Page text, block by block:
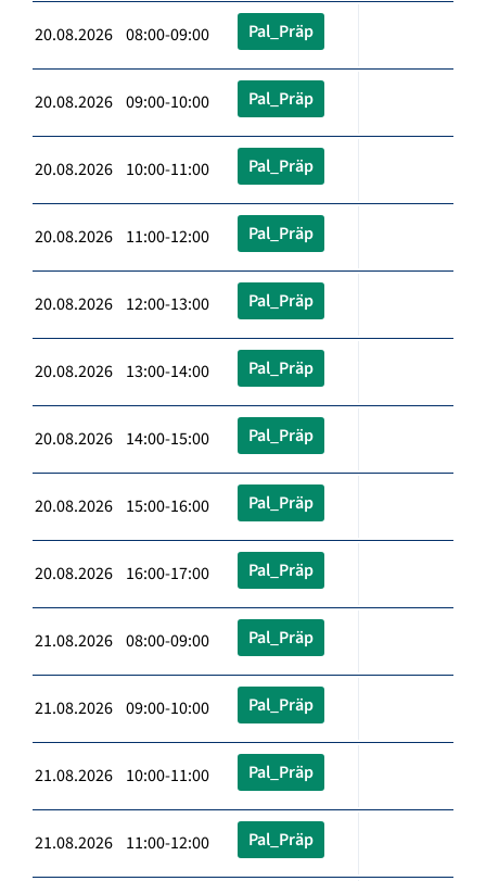
20.08.2026 08:00-09:00 Pal_Präp
20.08.2026 09:00-10:00 Pal_Präp
20.08.2026 10:00-11:00 Pal_Präp
20.08.2026 11:00-12:00 Pal_Präp
20.08.2026 12:00-13:00 Pal_Präp
20.08.2026 13:00-14:00 Pal_Präp
20.08.2026 14:00-15:00 Pal_Präp
20.08.2026 15:00-16:00 Pal_Präp
20.08.2026 16:00-17:00 Pal_Präp
21.08.2026 08:00-09:00 Pal_Präp
21.08.2026 09:00-10:00 Pal_Präp
21.08.2026 10:00-11:00 Pal_Präp
21.08.2026 11:00-12:00 Pal_Präp